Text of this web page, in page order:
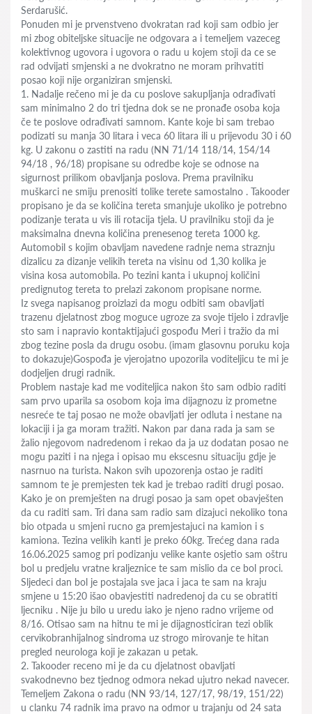
Serdarušić.
Ponuden mi je prvenstveno dvokratan rad koji sam odbio jer
mi zbog obiteljske situacije ne odgovara a i temeljem vazeceg
kolektivnog ugovora i ugovora o radu u kojem stoji da ce se
rad odvijati smjenski a ne dvokratno ne moram prihvatiti
posao koji nije organiziran smjenski.
1. Nadalje rečeno mi je da cu poslove sakupljanja odrađivati
sam minimalno 2 do tri tjedna dok se ne pronađe osoba koja
če te poslove odrađivati samnom. Kante koje bi sam trebao
podizati su manja 30 litara i veca 60 litara ili u prijevodu 30 i 60
kg. U zakonu o zastiti na radu (NN 71/14 118/14, 154/14
94/18 , 96/18) propisane su odredbe koje se odnose na
sigurnost prilikom obavljanja poslova. Prema pravilniku
muškarci ne smiju prenositi tolike terete samostalno . Takooder
propisano je da se količina tereta smanjuje ukoliko je potrebno
podizanje terata u vis ili rotacija tjela. U pravilniku stoji da je
maksimalna dnevna količina prenesenog tereta 1000 kg.
Automobil s kojim obavljam navedene radnje nema straznju
dizalicu za dizanje velikih tereta na visinu od 1,30 kolika je
visina kosa automobila. Po tezini kanta i ukupnoj količini
predignutog tereta to prelazi zakonom propisane norme.
Iz svega napisanog proizlazi da mogu odbiti sam obavljati
trazenu djelatnost zbog moguce ugroze za svoje tijelo i zdravlje
sto sam i napravio kontaktijajući gospođu Meri i tražio da mi
zbog tezine posla da drugu osobu. (imam glasovnu poruku koja
to dokazuje)Gospođa je vjerojatno upozorila voditeljicu te mi je
dodjeljen drugi radnik.
Problem nastaje kad me voditeljica nakon što sam odbio raditi
sam prvo uparila sa osobom koja ima dijagnozu iz prometne
nesreće te taj posao ne može obavljati jer odluta i nestane na
lokaciji i ja ga moram tražiti. Nakon par dana rada ja sam se
žalio njegovom nadredenom i rekao da ja uz dodatan posao ne
mogu paziti i na njega i opisao mu ekscesnu situaciju gdje je
nasrnuo na turista. Nakon svih upozorenja ostao je raditi
samnom te je premjesten tek kad je trebao raditi drugi posao.
Kako je on premješten na drugi posao ja sam opet obavješten
da cu raditi sam. Tri dana sam radio sam dizajuci nekoliko tona
bio otpada u smjeni rucno ga premjestajuci na kamion i s
kamiona. Tezina velikih kanti je preko 60kg. Trećeg dana rada
16.06.2025 samog pri podizanju velike kante osjetio sam oštru
bol u predjelu vratne kraljeznice te sam mislio da ce bol proci.
Sljedeci dan bol je postajala sve jaca i jaca te sam na kraju
smjene u 15:20 išao obavjestiti nadredenoj da cu se obratiti
ljecniku . Nije ju bilo u uredu iako je njeno radno vrijeme od
8/16. Otisao sam na hitnu te mi je dijagnosticiran tezi oblik
cervikobranhijalnog sindroma uz strogo mirovanje te hitan
pregled neurologa koji je zakazan u petak.
2. Takooder receno mi je da cu djelatnost obavljati
svakodnevno bez tjednog odmora nekad ujutro nekad navecer.
Temeljem Zakona o radu (NN 93/14, 127/17, 98/19, 151/22)
u clanku 74 radnik ima pravo na odmor u trajanju od 24 sata